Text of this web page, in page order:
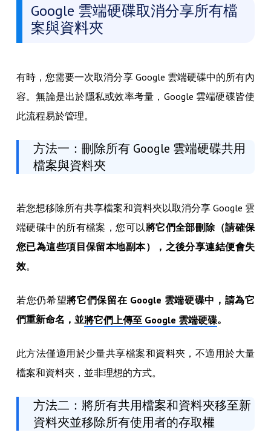
Google 雲端硬碟取消分享所有檔
案與資料夾
有時，您需要一次取消分享 Google 雲端硬碟中的所有內
容。無論是出於隱私或效率考量，Google 雲端硬碟皆使
此流程易於管理。
方法一：刪除所有 Google 雲端硬碟共用
檔案與資料夾
若您想移除所有共享檔案和資料夾以取消分享 Google 雲
端硬碟中的所有檔案，您可以將它們全部刪除（請確保
您已為這些項目保留本地副本），之後分享連結便會失
效。
若您仍希望將它們保留在 Google 雲端硬碟中，請為它
們重新命名，並將它們上傳至 Google 雲端硬碟。
此方法僅適用於少量共享檔案和資料夾，不適用於大量
檔案和資料夾，並非理想的方式。
方法二：將所有共用檔案和資料夾移至新
資料夾並移除所有使用者的存取權